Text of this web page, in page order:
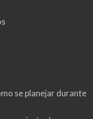
se planejar durante